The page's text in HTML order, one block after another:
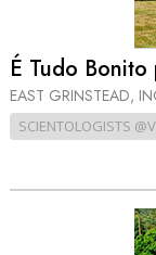
É Tudo Bonito
EAST GRINSTEAD,
SCIENTOLOGISTS